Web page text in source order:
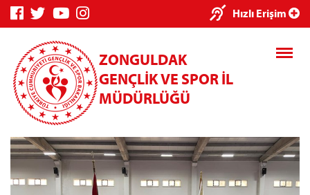
Hızlı Erişim
ZONGULDAK
GENÇLİK VE SPOR İL
MÜDÜRLÜĞÜ
×
Genç Bilgi
Sistemi
Spor Bilgi
Sistemi
Kredi/Yurt
İşlemleri